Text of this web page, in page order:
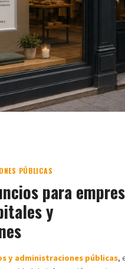
PÚBLICAS
para
y
y administraciones públicas,